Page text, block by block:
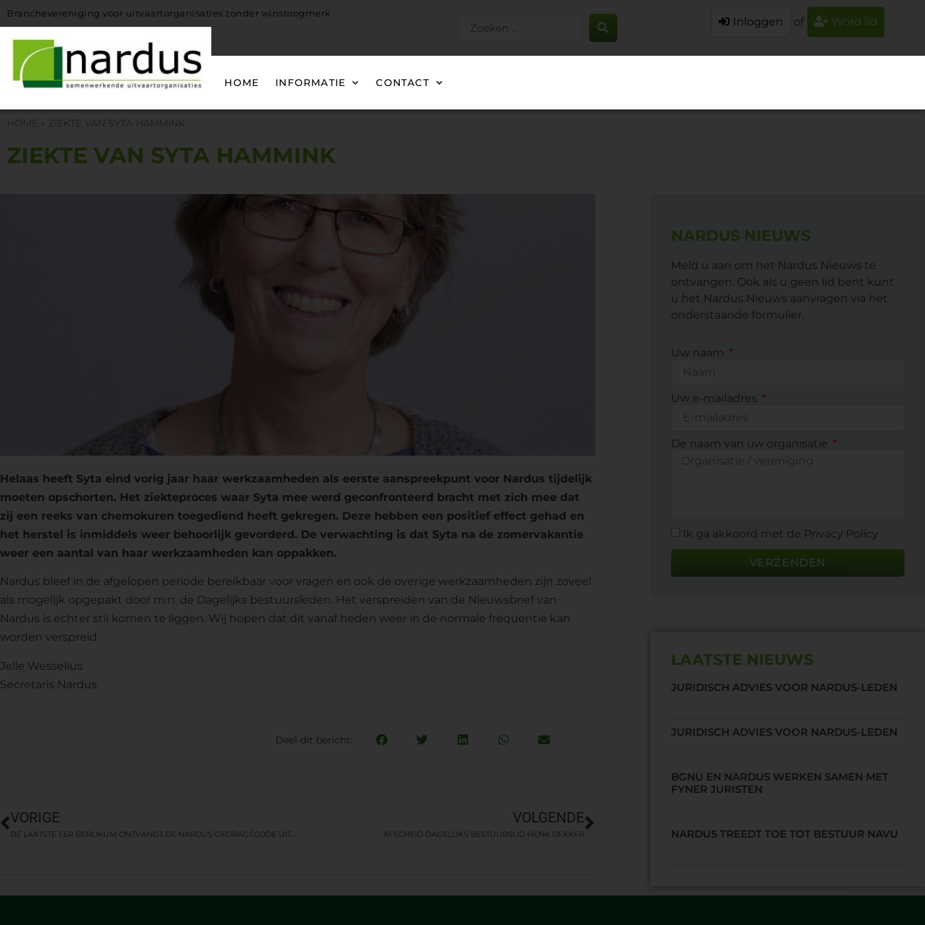
Branchevereniging voor uitvaartorganisaties zonder winstoogmerk
Inloggen of Word lid
HOME INFORMATIE CONTACT
HOME ZIEKTE VAN SYTA HAMMINK
ZIEKTE VAN SYTA HAMMINK
Helaas heeft Syta eind vorig jaar haar werkzaamheden als eerste aanspreekpunt voor Nardus tijdelijk
moeten opschorten. Het ziekteproces waar Syta mee werd geconfronteerd bracht met zich mee dat
zij een reeks van chemokuren toegediend heeft gekregen. Deze hebben een positief effect gehad en
het herstel is inmiddels weer behoorlijk gevorderd. De verwachting is dat Syta na de zomervakantie
weer een aantal van haar werkzaamheden kan oppakken.
Nardus bleef in de afgelopen periode bereikbaar voor vragen en ook de overige werkzaamheden zijn zoveel
als mogelijk opgepakt door m.n. de Dagelijks bestuursleden. Het verspreiden van de Nieuwsbrief van
Nardus is echter stil komen te liggen. Wij hopen dat dit vanaf heden weer in de normale frequentie kan
worden verspreid.
Jelle Wesselius
Secretaris Nardus
Deel dit bericht:
VORIGE
DE LAATSTE EER BERLIKUM ONTVANGT DE NARDUS GEDRAGSCODE UITVAARTZORG
VOLGENDE
AFSCHEID DAGELIJKS BESTUURSLID HENK DEKKER
NARDUS NIEUWS
Meld u aan om het Nardus Nieuws te
ontvangen. Ook als u geen lid bent kunt
u het Nardus Nieuws aanvragen via het
onderstaande formulier.
Uw naam
Uw e-mailadres
De naam van uw organisatie
Ik ga akkoord met de Privacy Policy
VERZENDEN
LAATSTE NIEUWS
JURIDISCH ADVIES VOOR NARDUS-LEDEN
JURIDISCH ADVIES VOOR NARDUS-LEDEN
BGNU EN NARDUS WERKEN SAMEN MET
FYNER JURISTEN
NARDUS TREEDT TOE TOT BESTUUR NAVU